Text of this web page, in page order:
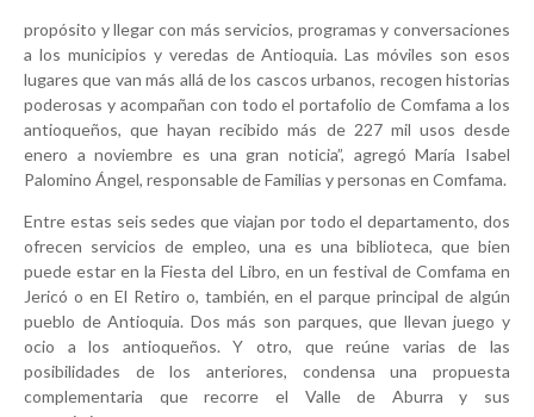
propósito y llegar con más servicios, programas y conversaciones
a los municipios y veredas de Antioquia. Las móviles son esos
lugares que van más allá de los cascos urbanos, recogen historias
poderosas y acompañan con todo el portafolio de Comfama a los
antioqueños, que hayan recibido más de 227 mil usos desde
enero a noviembre es una gran noticia”, agregó María Isabel
Palomino Ángel, responsable de Familias y personas en Comfama.
Entre estas seis sedes que viajan por todo el departamento, dos
ofrecen servicios de empleo, una es una biblioteca, que bien
puede estar en la Fiesta del Libro, en un festival de Comfama en
Jericó o en El Retiro o, también, en el parque principal de algún
pueblo de Antioquia. Dos más son parques, que llevan juego y
ocio a los antioqueños. Y otro, que reúne varias de las
posibilidades de los anteriores, condensa una propuesta
complementaria que recorre el Valle de Aburra y sus